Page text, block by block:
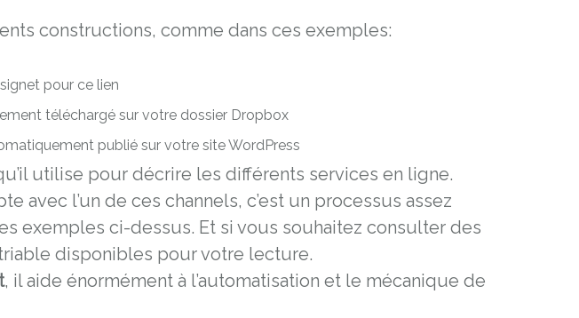
constructions, comme dans ces exemples:
pour ce lien
téléchargé sur votre dossier Dropbox
publié sur votre site WordPress
utilise pour décrire les différents services en ligne.
avec l’un de ces channels, c’est un processus assez
exemples ci-dessus. Et si vous souhaitez consulter des
disponibles pour votre lecture.
, il aide énormément à l’automatisation et le mécanique de